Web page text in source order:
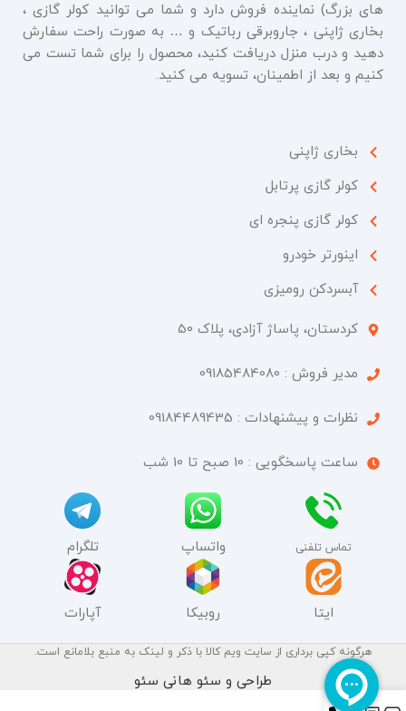
های بزرگ) نماینده فروش دارد و شما می توانید کولر گازی ،
بخاری ژاپنی ، جاروبرقی رباتیک و … به صورت راحت سفارش
دهید و درب منزل دریافت کنید، محصول را برای شما تست می
کنیم و بعد از اطمینان، تسویه می کنید.
بخاری ژاپنی
کولر گازی پرتابل
کولر گازی پنجره ای
اینورتر خودرو
آبسردکن رومیزی
کردستان، پاساژ آزادی، پلاک 50​
مدیر فروش : 09185484080
نظرات و پیشنهادات : 09184489435
ساعت پاسخگویی : 10 صبح تا 10 شب
تماس تلفنی واتساپ تلگرام
ایتا روبیکا آپارات
هرگونه کپی برداری از سایت ویم کالا با ذکر و لینک به منبع بلامانع است.
طراحی و سئو هانی سئو